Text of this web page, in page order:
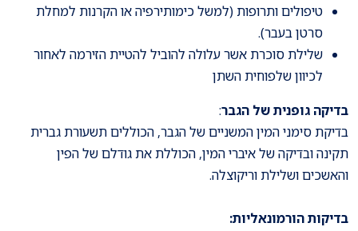
טיפולים ותרופות (למשל כימותירפיה או הקרנות למחלת
סרטן בעבר).
שלילת סוכרת אשר עלולה להוביל להטיית הזירמה לאחור
לכיוון שלפוחית השתן
בדיקה גופנית של הגבר:
בדיקת סימני המין המשניים של הגבר, הכוללים תשעורת גברית
תקינה ובדיקה של איברי המין, הכוללת את גודלם של הפין
והאשכים ושלילת וריקוצלה.
בדיקות הורמונאליות: